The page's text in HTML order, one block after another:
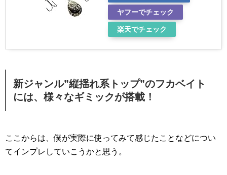
ヤフーでチェック
楽天でチェック
新ジャンル”縦揺れ系トップ”のフカベイト
には、様々なギミックが搭載！
ここからは、僕が実際に使ってみて感じたことなどについ
てインプレしていこうかと思う。